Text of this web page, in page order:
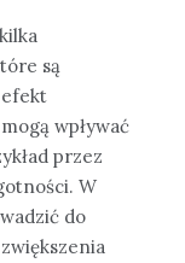
są
wpływać
przez
W
do